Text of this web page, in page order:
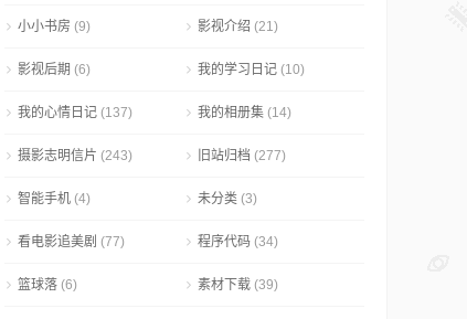
小小书房 (9) 影视介绍 (21)
影视后期 (6) 我的学习日记 (10)
我的心情日记 (137) 我的相册集 (14)
摄影志明信片 (243) 旧站归档 (277)
智能手机 (4) 未分类 (3)
看电影追美剧 (77) 程序代码 (34)
篮球落 (6) 素材下载 (39)